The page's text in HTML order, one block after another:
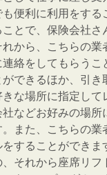
便利に利用をする
とで、保険会社さ
から、こちらの業
絡をしてもらうこ
できるほか、引き
な場所に指定して
などお好みの場所
また、こちらの業
することができま
それから座席リフ